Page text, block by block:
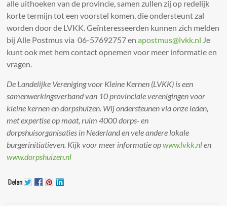
alle uithoeken van de provincie, samen zullen zij op redelijk
korte termijn tot een voorstel komen, die ondersteunt zal
worden door de LVKK. Geïnteresseerden kunnen zich melden
bij Alle Postmus via 06-57692757 enapostmus@lvkk.nl Je
kunt ook met hem contact opnemen voor meer informatie en
vragen.
De Landelijke Vereniging voor Kleine Kernen (LVKK) is een
samenwerkingsverband van 10 provinciale verenigingen voor
kleine kernen en dorpshuizen. Wij ondersteunen via onze leden,
met expertise op maat, ruim 4000 dorps- en
dorpshuisorganisaties in Nederland en vele andere lokale
burgerinitiatieven. Kijk voor meer informatie opwww.lvkk.nlen
www.dorpshuizen.nl